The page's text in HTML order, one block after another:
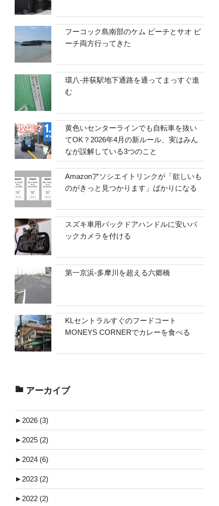
フーコック島南部のケム ビーチとサオ ビ
ーチ両方行ってきた
環八-井荻駅地下通路を通ってまっすぐ進
む
黄色いセンターラインでも自転車を抜い
てOK？2026年4月の新ルール、実はみん
なが誤解している3つのこと
Amazonアソシエイトリンクが「欲しいも
のがきっと見つかります」ばかりになる
スズキ車用バックドアハンドルに安いバ
ックカメラを付ける
第一京浜-多摩川を超える六郷橋
KLセントラルすぐのフードコート
MONEYS CORNERでカレーを食べる
アーカイブ
► 2026 (3)
► 2025 (2)
► 2024 (6)
► 2023 (2)
► 2022 (2)